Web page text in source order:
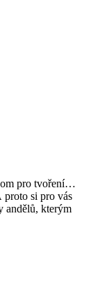
pro tvoření…
proto si pro vás
andělů, kterým